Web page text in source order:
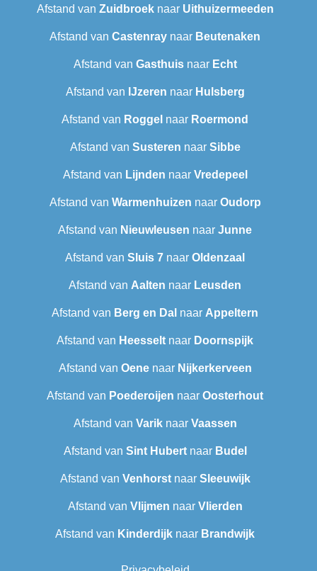
Afstand van Zuidbroeknaar Uithuizermeeden
Afstand van Castenray naar Beutenaken
Afstand van Gasthuisnaar Echt
Afstand van IJzeren naar Hulsberg
Afstand van Roggel naar Roermond
Afstand van Susteren naar Sibbe
Afstand van Lijnden naar Vredepeel
Afstand van Warmenhuizen naar Oudorp
Afstand van Nieuwleusen naar Junne
Afstand van Sluis 7 naar Oldenzaal
Afstand van Aalten naar Leusden
Afstand van Berg en Dal naar Appeltern
Afstand van Heesselt naar Doornspijk
Afstand van Oenenaar Nijkerkerveen
Afstand van Poederoijen naar Oosterhout
Afstand van Variknaar Vaassen
Afstand van Sint Hubertnaar Budel
Afstand van Venhorstnaar Sleeuwijk
Afstand van Vlijmen naar Vlierden
Afstand van Kinderdijk naar Brandwijk